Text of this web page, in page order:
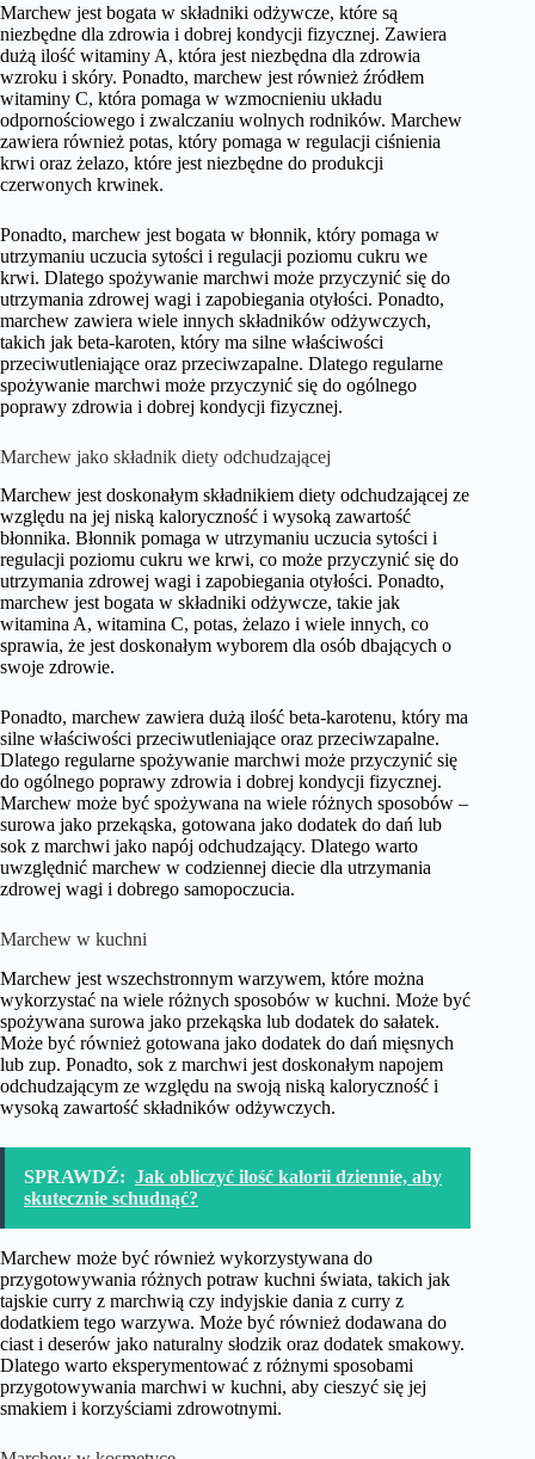
Marchew jest bogata w składniki odżywcze, które są
niezbędne dla zdrowia i dobrej kondycji fizycznej. Zawiera
dużą ilość witaminy A, która jest niezbędna dla zdrowia
wzroku i skóry. Ponadto, marchew jest również źródłem
witaminy C, która pomaga w wzmocnieniu układu
odpornościowego i zwalczaniu wolnych rodników. Marchew
zawiera również potas, który pomaga w regulacji ciśnienia
krwi oraz żelazo, które jest niezbędne do produkcji
czerwonych krwinek.
Ponadto, marchew jest bogata w błonnik, który pomaga w
utrzymaniu uczucia sytości i regulacji poziomu cukru we
krwi. Dlatego spożywanie marchwi może przyczynić się do
utrzymania zdrowej wagi i zapobiegania otyłości. Ponadto,
marchew zawiera wiele innych składników odżywczych,
takich jak beta-karoten, który ma silne właściwości
przeciwutleniające oraz przeciwzapalne. Dlatego regularne
spożywanie marchwi może przyczynić się do ogólnego
poprawy zdrowia i dobrej kondycji fizycznej.
Marchew jako składnik diety odchudzającej
Marchew jest doskonałym składnikiem diety odchudzającej ze
względu na jej niską kaloryczność i wysoką zawartość
błonnika. Błonnik pomaga w utrzymaniu uczucia sytości i
regulacji poziomu cukru we krwi, co może przyczynić się do
utrzymania zdrowej wagi i zapobiegania otyłości. Ponadto,
marchew jest bogata w składniki odżywcze, takie jak
witamina A, witamina C, potas, żelazo i wiele innych, co
sprawia, że jest doskonałym wyborem dla osób dbających o
swoje zdrowie.
Ponadto, marchew zawiera dużą ilość beta-karotenu, który ma
silne właściwości przeciwutleniające oraz przeciwzapalne.
Dlatego regularne spożywanie marchwi może przyczynić się
do ogólnego poprawy zdrowia i dobrej kondycji fizycznej.
Marchew może być spożywana na wiele różnych sposobów –
surowa jako przekąska, gotowana jako dodatek do dań lub
sok z marchwi jako napój odchudzający. Dlatego warto
uwzględnić marchew w codziennej diecie dla utrzymania
zdrowej wagi i dobrego samopoczucia.
Marchew w kuchni
Marchew jest wszechstronnym warzywem, które można
wykorzystać na wiele różnych sposobów w kuchni. Może być
spożywana surowa jako przekąska lub dodatek do sałatek.
Może być również gotowana jako dodatek do dań mięsnych
lub zup. Ponadto, sok z marchwi jest doskonałym napojem
odchudzającym ze względu na swoją niską kaloryczność i
wysoką zawartość składników odżywczych.
SPRAWDŹ: Jak obliczyć ilość kalorii dziennie, aby
skutecznie schudnąć?
Marchew może być również wykorzystywana do
przygotowywania różnych potraw kuchni świata, takich jak
tajskie curry z marchwią czy indyjskie dania z curry z
dodatkiem tego warzywa. Może być również dodawana do
ciast i deserów jako naturalny słodzik oraz dodatek smakowy.
Dlatego warto eksperymentować z różnymi sposobami
przygotowywania marchwi w kuchni, aby cieszyć się jej
smakiem i korzyściami zdrowotnymi.